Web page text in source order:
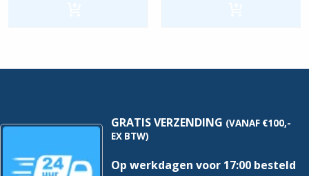
| |
GRATIS VERZENDING (VANAF €100,-
EX BTW)
Op werkdagen voor 17:00 besteld